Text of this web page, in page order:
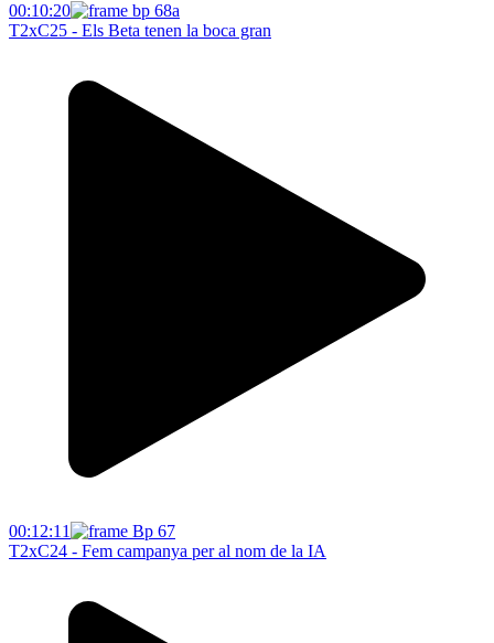
00:10:20
T2xC25 - Els Beta tenen la boca gran
00:12:11
T2xC24 - Fem campanya per al nom de la IA